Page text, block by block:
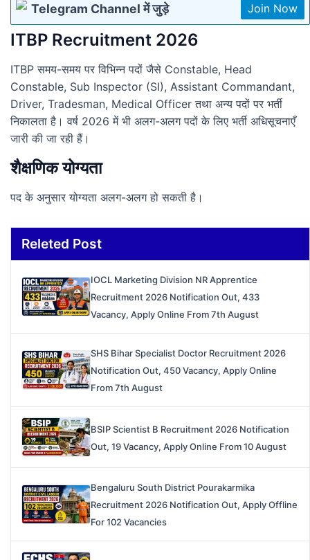
Telegram Channel में जुड़े Join Now
ITBP Recruitment 2026
ITBP समय-समय पर विभिन्न पदों जैसे Constable, Head
Constable, Sub Inspector (SI), Assistant Commandant,
Driver, Tradesman, Medical Officer तथा अन्य पदों पर भर्ती
निकालता है। वर्ष 2026 में भी अलग-अलग पदों के लिए भर्ती अधिसूचनाएँ
जारी की जा रही हैं।
शैक्षणिक योग्यता
पद के अनुसार योग्यता अलग-अलग हो सकती है।
Releted Post
IOCL Marketing Division NR Apprentice
Recruitment 2026 Notification Out, 433
Vacancy, Apply Online From 7th August
SHS Bihar Specialist Doctor Recruitment 2026
Notification Out, 450 Vacancy, Apply Online
From 7th August
BSIP Scientist B Recruitment 2026 Notification
Out, 19 Vacancy, Apply Online From 10 August
Bengaluru South District Pourakarmika
Recruitment 2026 Notification Out, Apply Offline
For 102 Vacancies